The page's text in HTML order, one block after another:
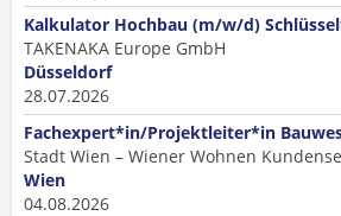
Kalkulator Hochbau (m/w/d)
TAKENAKA Europe GmbH
Düsseldorf
28.07.2026
Fachexpert*in/Projektleiter*in
Stadt Wien – Wiener Wohnen
Wien
04.08.2026